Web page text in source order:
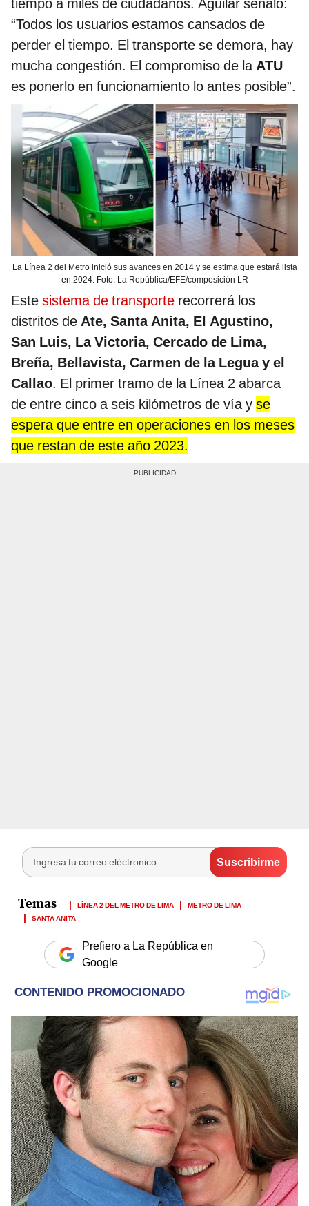
tiempo a miles de ciudadanos. Aguilar señaló:
“Todos los usuarios estamos cansados de
perder el tiempo. El transporte se demora, hay
mucha congestión. El compromiso de laATU
es ponerlo en funcionamiento lo antes posible”.
La Línea 2 del Metro inició sus avances en 2014 y se estima que estará lista
en 2024. Foto: La República/EFE/composición LR
Este sistema de transporte recorrerá los
distritos de Ate, Santa Anita, El Agustino,
San Luis, La Victoria, Cercado de Lima,
Breña, Bellavista, Carmen de la Legua y el
Callao. El primer tramo de la Línea 2 abarca
de entre cinco a seis kilómetros de vía y se
espera que entre en operaciones en los meses
que restan de este año 2023.
LÍNEA 2 DEL METRO DE LIMA
METRO DE LIMA
SANTA ANITA
Prefiero a La República en
Google